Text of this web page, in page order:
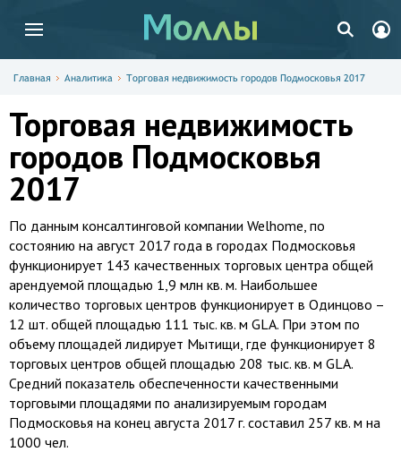
Главная Аналитика Торговая недвижимость городов Подмосковья 2017
Торговая недвижимость
городов Подмосковья
2017
По данным консалтинговой компании Welhome, по
состоянию на август 2017 года в городах Подмосковья
функционирует 143 качественных торговых центра общей
арендуемой площадью 1,9 млн кв. м. Наибольшее
количество торговых центров функционирует в Одинцово –
12 шт. общей площадью 111 тыс. кв. м GLA. При этом по
объему площадей лидирует Мытищи, где функционирует 8
торговых центров общей площадью 208 тыс. кв. м GLA.
Средний показатель обеспеченности качественными
торговыми площадями по анализируемым городам
Подмосковья на конец августа 2017 г. составил 257 кв. м на
1000 чел.